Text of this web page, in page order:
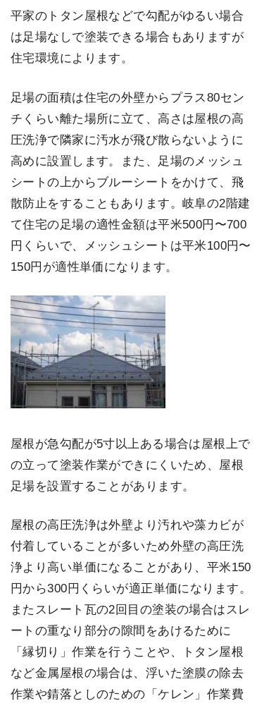
平家のトタン屋根などで勾配がゆるい場合
は足場なしで塗装できる場合もありますが
住宅環境によります。
足場の面積は住宅の外壁からプラス80セン
チくらい離た場所に立て、高さは屋根の高
圧洗浄で隣家に汚水が飛び散らないように
高めに設置します。また、足場のメッシュ
シートの上からブルーシートをかけて、飛
散防止をすることもあります。岐阜の2階建
て住宅の足場の適性金額は平米500円〜700
円くらいで、メッシュシートは平米100円〜
150円が適性単価になります。
屋根が急勾配が5寸以上ある場合は屋根上で
の立って塗装作業ができにくいため、屋根
足場を設置することがあります。
屋根の高圧洗浄は外壁より汚れや藻カビが
付着していることが多いため外壁の高圧洗
浄より高い単価になることがあり、平米150
円から300円くらいが適正単価になります。
またスレート瓦の2回目の塗装の場合はスレ
ートの重なり部分の隙間をあけるために
「縁切り」作業を行うことや、トタン屋根
など金属屋根の場合は、浮いた塗膜の除去
作業や錆落としのための「ケレン」作業費